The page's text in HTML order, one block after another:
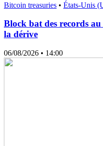
Bitcoin treasuries • États-Unis
Block bat des records
la dérive
06/08/2026 • 14:00